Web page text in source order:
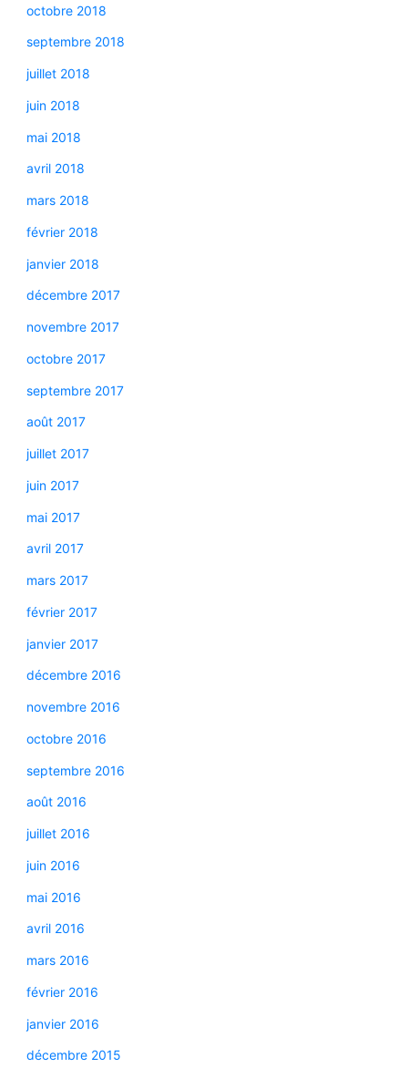
octobre 2018
septembre 2018
juillet 2018
juin 2018
mai 2018
avril 2018
mars 2018
février 2018
janvier 2018
décembre 2017
novembre 2017
octobre 2017
septembre 2017
août 2017
juillet 2017
juin 2017
mai 2017
avril 2017
mars 2017
février 2017
janvier 2017
décembre 2016
novembre 2016
octobre 2016
septembre 2016
août 2016
juillet 2016
juin 2016
mai 2016
avril 2016
mars 2016
février 2016
janvier 2016
décembre 2015